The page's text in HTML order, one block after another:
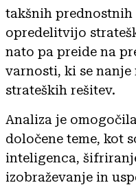
takšnih prednostnih
opredelitvijo
nato pa preide na
varnosti, ki se
strateških rešitev.
Analiza je
določene teme, kot
inteligenca,
izobraževanje in